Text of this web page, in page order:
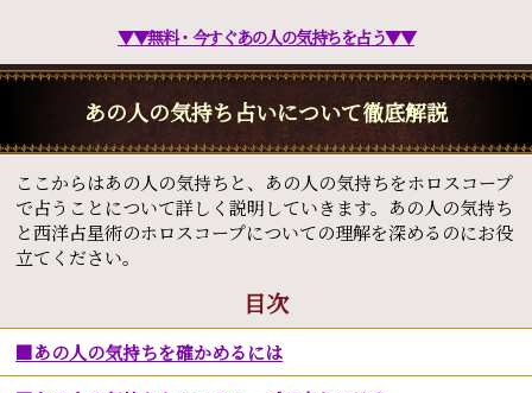
▼▼無料・今すぐあの人の気持ちを占う▼▼
あの人の気持ち占いについて徹底解説
ここからはあの人の気持ちと、あの人の気持ちをホロスコープ
で占うことについて詳しく説明していきます。あの人の気持ち
と西洋占星術のホロスコープについての理解を深めるのにお役
立てください。
目次
あの人の気持ちを確かめるには